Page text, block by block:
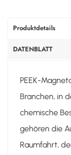
Produktdetails
DATENBLATT
PEEK-
Branchen, in
chemische
gehören die
Raumfahrt,